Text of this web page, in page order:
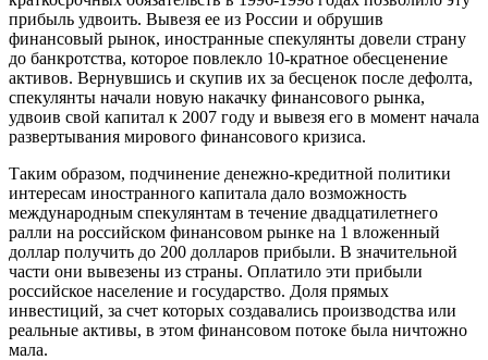
прибыль удвоить. Вывезя ее из России и обрушив
финансовый рынок, иностранные спекулянты довели страну
до банкротства, которое повлекло 10-кратное обесценение
активов. Вернувшись и скупив их за бесценок после дефолта,
спекулянты начали новую накачку финансового рынка,
удвоив свой капитал к 2007 году и вывезя его в момент начала
развертывания мирового финансового кризиса.
Таким образом, подчинение денежно-кредитной политики
интересам иностранного капитала дало возможность
международным спекулянтам в течение двадцатилетнего
ралли на российском финансовом рынке на 1 вложенный
доллар получить до 200 долларов прибыли. В значительной
части они вывезены из страны. Оплатило эти прибыли
российское население и государство. Доля прямых
инвестиций, за счет которых создавались производства или
реальные активы, в этом финансовом потоке была ничтожно
мала.